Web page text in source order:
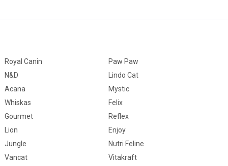
Royal Canin
Paw Paw
N&D
Lindo Cat
Acana
Mystic
Whiskas
Felix
Gourmet
Reflex
Lion
Enjoy
Jungle
Nutri Feline
Vancat
Vitakraft